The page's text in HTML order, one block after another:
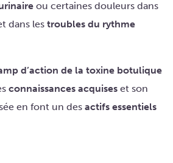
ou certaines douleurs dans
dans les troubles du rythme
d’action de la toxine botulique
connaissances acquises et son
en font un des actifs essentiels